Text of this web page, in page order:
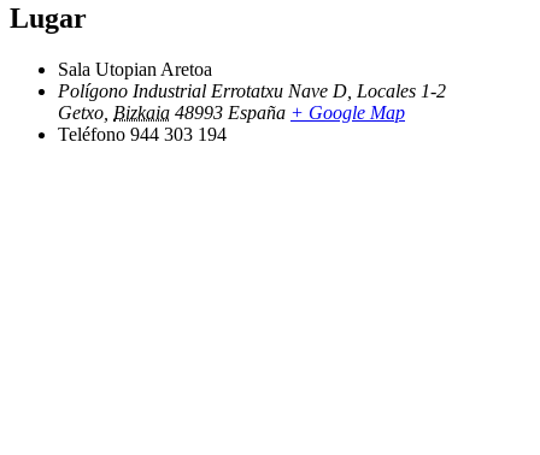
Lugar
Sala Utopian Aretoa
Polígono Industrial Errotatxu Nave D, Locales 1-2
Getxo Bizkaia 48993 España + Google Map
Teléfono 944 303 194